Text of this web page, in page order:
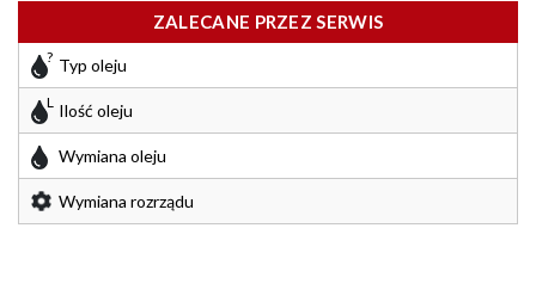
ZALECANE PRZEZ SERWIS
Typ oleju
Ilość oleju
Wymiana oleju
Wymiana rozrządu